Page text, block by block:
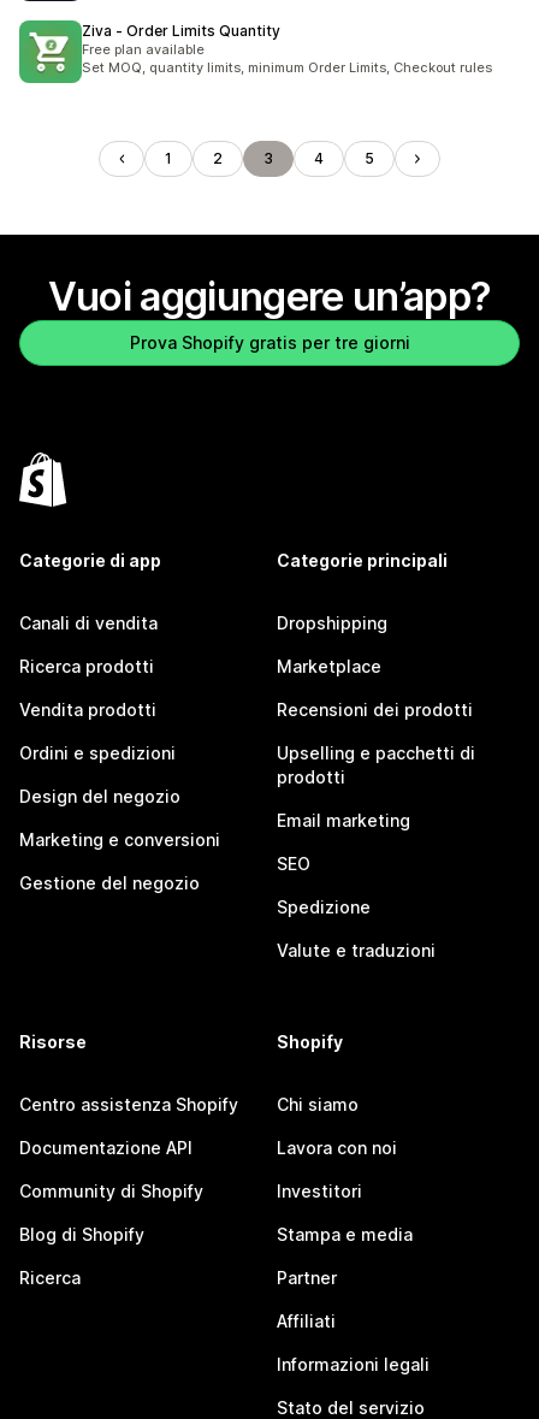
Ziva ‑ Order Limits Quantity
Free plan available
Set MOQ, quantity limits, minimum Order Limits, Checkout rules
1 2 3 4 5
Vuoi aggiungere un’app?
Prova Shopify gratis per tre giorni
Categorie di app
Canali di vendita
Ricerca prodotti
Vendita prodotti
Ordini e spedizioni
Design del negozio
Marketing e conversioni
Gestione del negozio
Categorie principali
Dropshipping
Marketplace
Recensioni dei prodotti
Upselling e pacchetti di
prodotti
Email marketing
SEO
Spedizione
Valute e traduzioni
Risorse
Centro assistenza Shopify
Documentazione API
Community di Shopify
Blog di Shopify
Ricerca
Shopify
Chi siamo
Lavora con noi
Investitori
Stampa e media
Partner
Affiliati
Informazioni legali
Stato del servizio